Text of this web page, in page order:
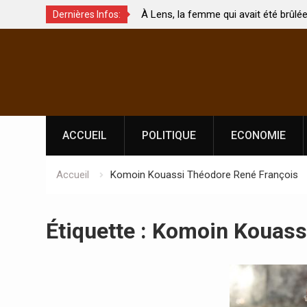
Dernières Infos:
?
À Lens, la femme qui avait été brûlée avec son bébé
par son mari est morte
ACCUEIL POLITIQUE ECONOMIE
Accueil Komoin Kouassi Théodore René François
Étiquette : Komoin